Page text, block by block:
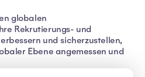
globalen
Rekrutierungs- und
und sicherzustellen,
Ebene angemessen und